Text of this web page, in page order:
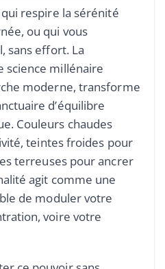
respire la sérénité
ou qui vous
sans effort. La
science millénaire
moderne, transforme
d’équilibre
Couleurs chaudes
teintes froides pour
terreuses pour ancrer
agit comme une
de moduler votre
voire votre